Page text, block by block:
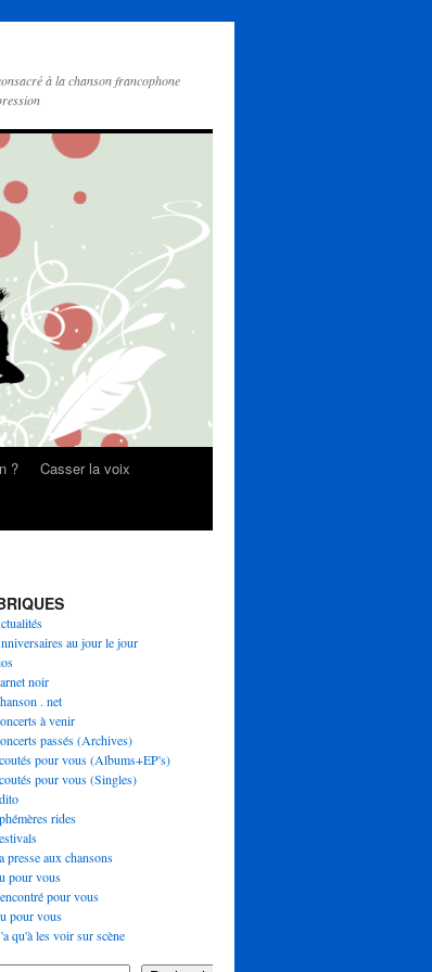
à la chanson francophone
?
Casser la voix
au jour le jour
noir
. net
à venir
passés (Archives)
pour vous (Albums+EP's)
pour vous (Singles)
rides
presse aux chansons
pour vous
pour vous
pour vous
qu'à les voir sur scène